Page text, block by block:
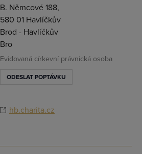
B. Němcové 188,
580 01 Havlíčkův
Brod - Havlíčkův
Bro
Evidovaná církevní právnická osoba
ODESLAT POPTÁVKU
hb.charita.cz